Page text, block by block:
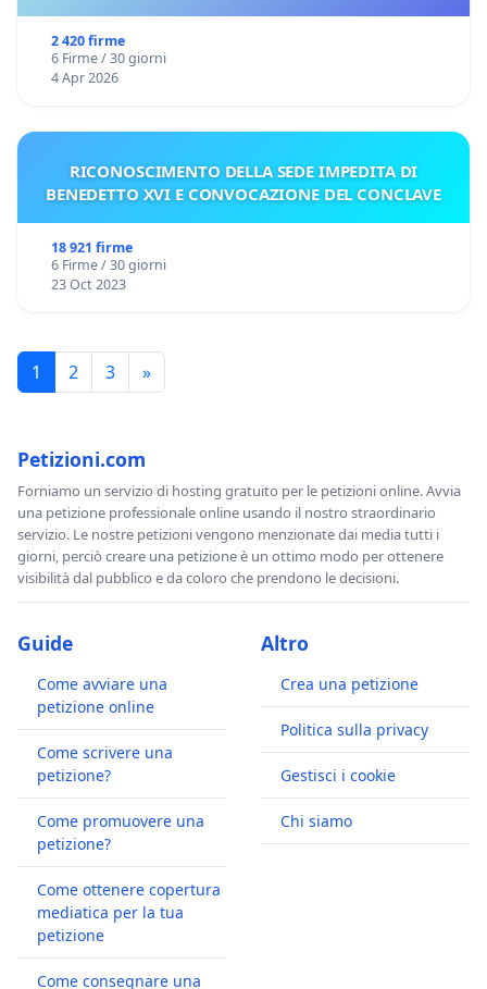
2 420 firme
6 Firme / 30 giorni
4 Apr 2026
RICONOSCIMENTO DELLA SEDE IMPEDITA DI
BENEDETTO XVI E CONVOCAZIONE DEL CONCLAVE
18 921 firme
6 Firme / 30 giorni
23 Oct 2023
1 2 3 »
Petizioni.com
Forniamo un servizio di hosting gratuito per le petizioni online. Avvia
una petizione professionale online usando il nostro straordinario
servizio. Le nostre petizioni vengono menzionate dai media tutti i
giorni, perciò creare una petizione è un ottimo modo per ottenere
visibilità dal pubblico e da coloro che prendono le decisioni.
Guide
Come avviare una
petizione online
Come scrivere una
petizione?
Come promuovere una
petizione?
Come ottenere copertura
mediatica per la tua
petizione
Come consegnare una
Altro
Crea una petizione
Politica sulla privacy
Gestisci i cookie
Chi siamo